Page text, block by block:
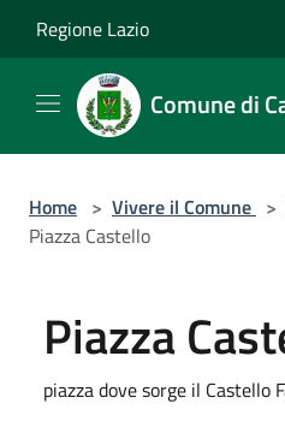
Regione Lazio
Comune di
Home > Vivere il Comune >
Piazza Castello
Piazza
piazza dove sorge il Castello